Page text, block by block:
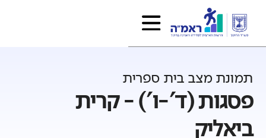
תמונת מצב בית ספרית
פסגות (ד'-ו') - קרית
ביאליק